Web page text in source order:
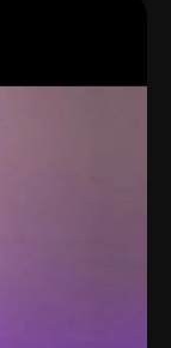
её
в мире
два
добавляли
то, что